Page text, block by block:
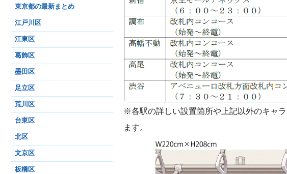
※各駅の詳しい設置箇所や上記以外のキャラ
ます。
東京都の最新まとめ
江戸川区
江東区
葛飾区
墨田区
足立区
荒川区
台東区
北区
文京区
板橋区